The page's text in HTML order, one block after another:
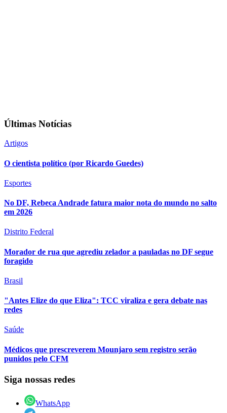
Últimas Notícias
Artigos
O cientista político (por Ricardo Guedes)
Esportes
No DF, Rebeca Andrade fatura maior nota do mundo no salto
em 2026
Distrito Federal
Morador de rua que agrediu zelador a pauladas no DF segue
foragido
Brasil
"Antes Elize do que Eliza": TCC viraliza e gera debate nas
redes
Saúde
Médicos que prescreverem Mounjaro sem registro serão
punidos pelo CFM
Siga nossas redes
WhatsApp